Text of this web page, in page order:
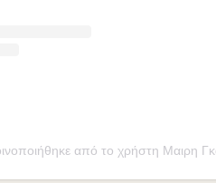
από το χρήστη Μαιρη